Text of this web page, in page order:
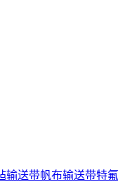
输送带帆布输送带特